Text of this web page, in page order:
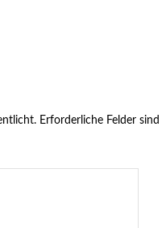
Erforderliche Felder sind